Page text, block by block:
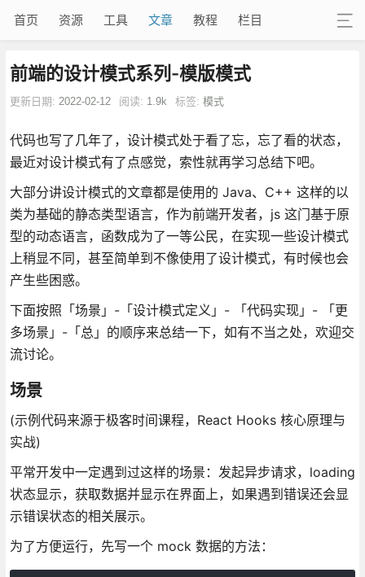
首页 资源 工具 文章 教程 栏目
前端的设计模式系列-模版模式
更新日期: 2022-02-12 阅读: 1.9k 标签: 模式
代码也写了几年了，设计模式处于看了忘，忘了看的状态，
最近对设计模式有了点感觉，索性就再学习总结下吧。
大部分讲设计模式的文章都是使用的 Java、C++ 这样的以
类为基础的静态类型语言，作为前端开发者，js 这门基于原
型的动态语言，函数成为了一等公民，在实现一些设计模式
上稍显不同，甚至简单到不像使用了设计模式，有时候也会
产生些困惑。
下面按照「场景」-「设计模式定义」- 「代码实现」- 「更
多场景」-「总」的顺序来总结一下，如有不当之处，欢迎交
流讨论。
场景
(示例代码来源于极客时间课程，React Hooks 核心原理与
实战)
平常开发中一定遇到过这样的场景：发起异步请求，loading
状态显示，获取数据并显示在界面上，如果遇到错误还会显
示错误状态的相关展示。
为了方便运行，先写一个 mock 数据的方法：